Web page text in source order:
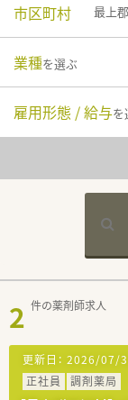
市区町村 最上
業種を選ぶ
雇用形態 / 給与を
2 件の薬剤師求人
更新日： 2026/07/
正社員
調剤薬局